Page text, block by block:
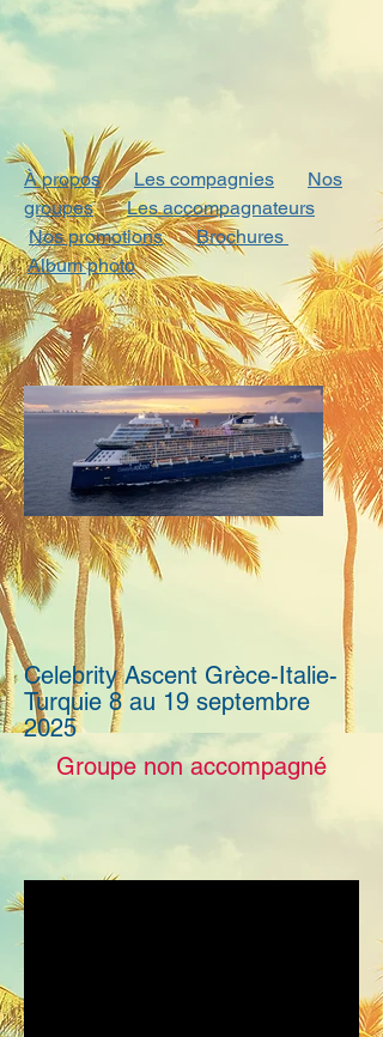
À propos Les compagnies
Nos
groupes
Les accompagnateurs
Nos promotions
Brochures
Album photo
Celebrity Ascent Grèce-Italie-
Turquie 8 au 19 septembre
2025
Groupe non accompagné